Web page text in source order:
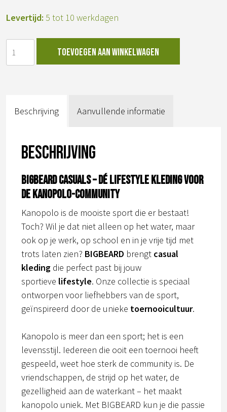
Levertijd: 5 tot 10 werkdagen
Toevoegen aan winkelwagen
Beschrijving Aanvullende informatie
Beschrijving
BIGBEARD CASUALS – Dé lifestyle kleding voor
de kanopolo-community
Kanopolo is de mooiste sport die er bestaat!
Toch? Wil je dat niet alleen op het water, maar
ook op je werk, op school en in je vrije tijd met
trots laten zien? BIGBEARD brengt casual
kleding die perfect past bij jouw
sportieve lifestyle. Onze collectie is speciaal
ontworpen voor liefhebbers van de sport,
geïnspireerd door de unieke toernooicultuur.
Kanopolo is meer dan een sport; het is een
levensstijl. Iedereen die ooit een toernooi heeft
gespeeld, weet hoe sterk de community is. De
vriendschappen, de strijd op het water, de
gezelligheid aan de waterkant – het maakt
kanopolo uniek. Met BIGBEARD kun je die passie